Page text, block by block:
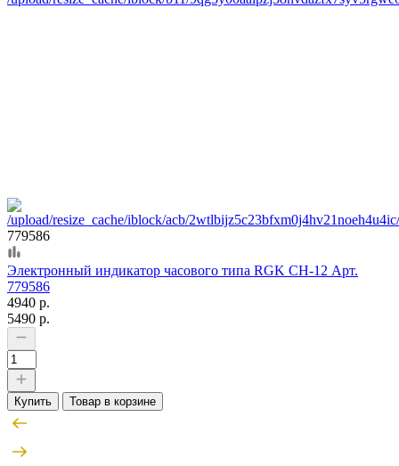
779586
Электронный индикатор часового типа RGK CH-12 Арт.
779586
4940 р.
5490 р.
Купить Товар в корзине